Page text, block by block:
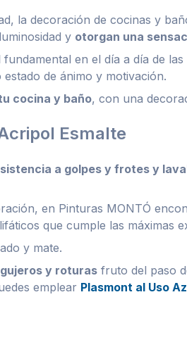
la decoración de cocinas y
y otorgan una
en el día a día de
de ánimo y motivación.
cocina y baño, con una
Esmalte
a golpes y frotes y
en Pinturas MONTÓ
que cumple las máximas
y mate.
y roturas fruto del paso
emplear Plasmont al Uso